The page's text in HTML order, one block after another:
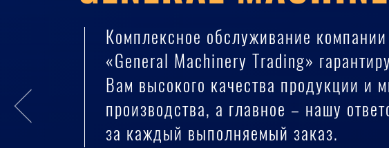
Комплексное обслуживание компании
«General Machinery Trading»
Вам высокого качества продукции и
производства, а главное – нашу
за каждый выполняемый заказ.